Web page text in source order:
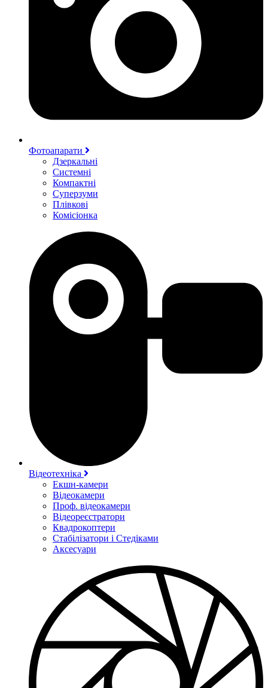
Фотоапарати
Дзеркальні
Системні
Компактні
Суперзуми
Плівкові
Комісіонка
Відеотехніка
Екшн-камери
Відеокамери
Проф. відеокамери
Відеореєстратори
Квадрокоптери
Стабілізатори і Стедіками
Аксесуари